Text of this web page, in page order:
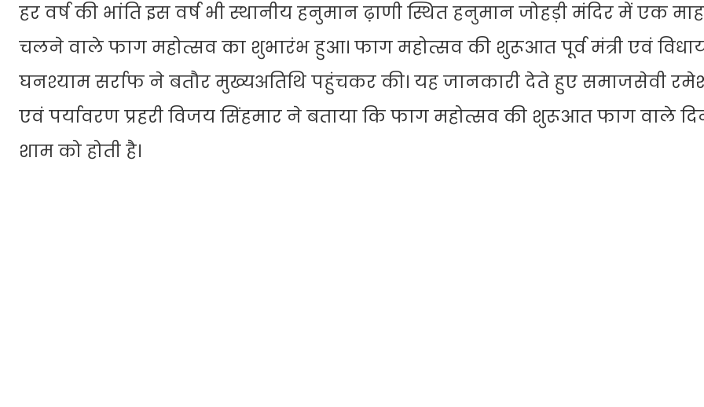
हर वर्ष की भांति इस वर्ष भी स्थानीय हनुमान ढ़ाणी स्थित हनुमान जोहड़ी मंदिर में एक
चलने वाले फाग महोत्सव का शुभारंभ हुआ। फाग महोत्सव की शुरूआत पूर्व मंत्री एवं
घनश्याम सर्राफ ने बतौर मुख्यअतिथि पहुंचकर की। यह जानकारी देते हुए समाजसेवी
एवं पर्यावरण प्रहरी विजय सिंहमार ने बताया कि फाग महोत्सव की शुरूआत फाग वाले
शाम को होती है।